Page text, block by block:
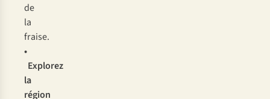
de
la
fraise.
•
Explorez
la
région